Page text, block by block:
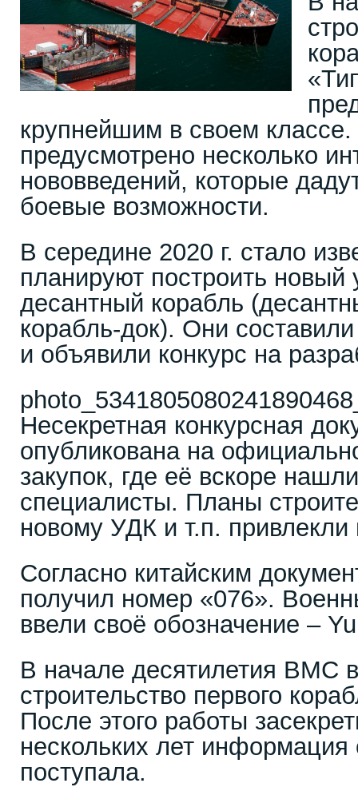
крупнейшим в своем классе.
предусмотрено несколько
нововведений, которые
боевые возможности.
В середине 2020 г. стало
планируют построить новый
десантный корабль
корабль-док). Они
и объявили конкурс на
Несекретная конкурсная
опубликована на
закупок, где её вскоре
специалисты. Планы
новому УДК и т.п.
Согласно китайским
получил номер «076».
ввели своё обозначение –
В начале десятилетия ВМС
строительство первого
После этого работы
нескольких лет информация
поступала.